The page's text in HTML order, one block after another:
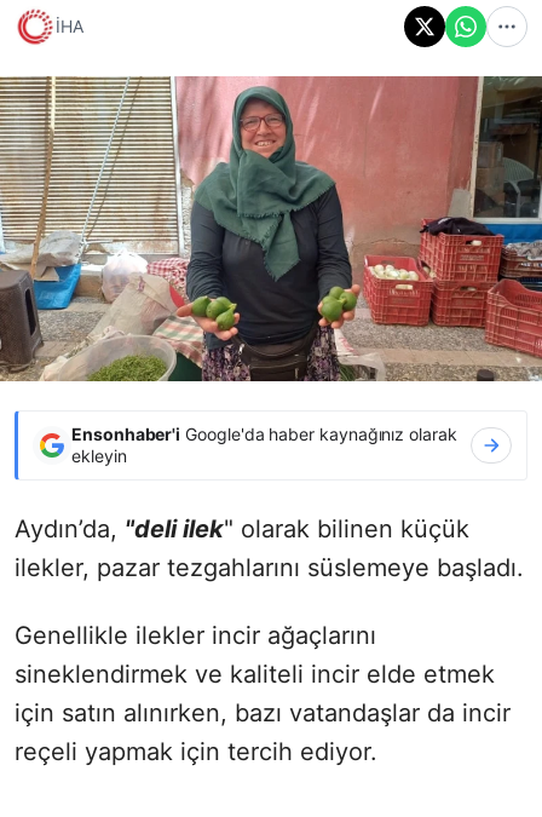
İHA
Ensonhaber'i Google'da haber kaynağınız olarak
ekleyin
Aydın’da, "deli ilek" olarak bilinen küçük
ilekler, pazar tezgahlarını süslemeye başladı.
Genellikle ilekler incir ağaçlarını
sineklendirmek ve kaliteli incir elde etmek
için satın alınırken, bazı vatandaşlar da incir
reçeli yapmak için tercih ediyor.